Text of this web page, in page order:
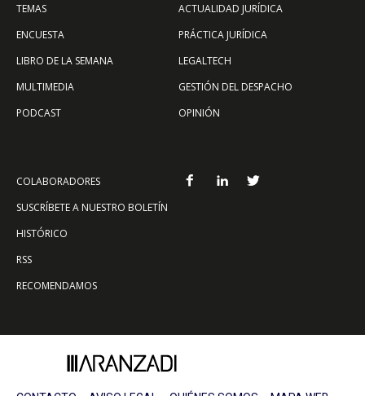
TEMAS
ENCUESTA
LIBRO DE LA SEMANA
MULTIMEDIA
PODCAST
ACTUALIDAD JURÍDICA
PRÁCTICA JURÍDICA
LEGALTECH
GESTIÓN DEL DESPACHO
OPINIÓN
COLABORADORES
SUSCRÍBETE A NUESTRO BOLETÍN
HISTÓRICO
RSS
RECOMENDAMOS